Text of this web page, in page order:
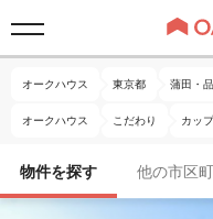
オークハウス 東京都 蒲田・
オークハウス こだわり カッ
物件を探す 他の市区